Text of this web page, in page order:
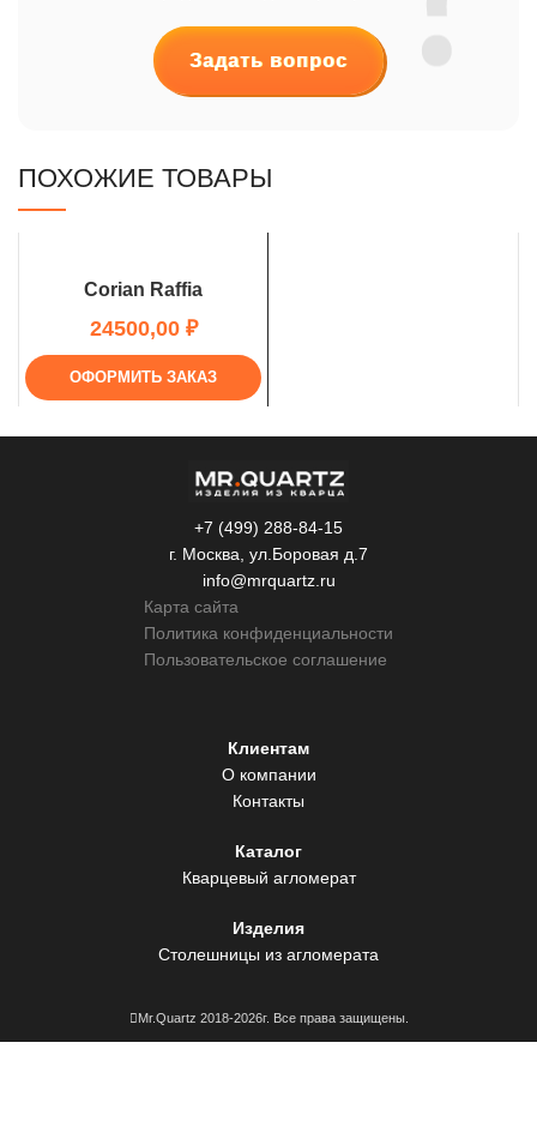
Задать вопрос
ПОХОЖИЕ ТОВАРЫ
Corian Raffia
₽
ОФОРМИТЬ ЗАКАЗ
+7 (499) 288-84-15
г. Москва, ул.Боровая д.7
info@mrquartz.ru
Карта сайта
Политика конфиденциальности
Пользовательское соглашение
Клиентам
О компании
Контакты
Каталог
Кварцевый агломерат
Изделия
Столешницы из агломерата
Mr.Quartz 2018-2026г. Все права защищены.